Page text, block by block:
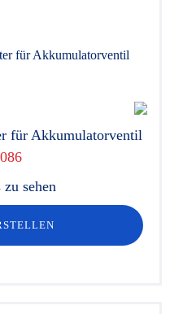
für Akkumulatorventil
sehen